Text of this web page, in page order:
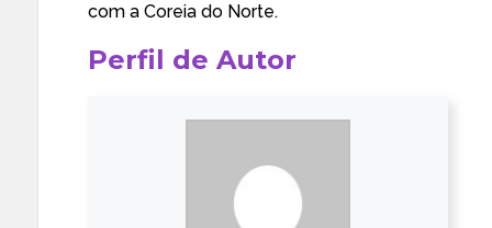
com a Coreia do Norte.
Perfil de Autor